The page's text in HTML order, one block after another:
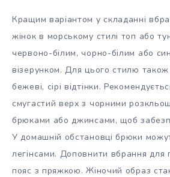
Кращим варіантом у складанні
жінок в морському стилі топ або
червоно-білим, чорно-білим або
візерунком. Для цього стилю
бежеві, сірі відтінки.
смугастий верх з чорними
брюками або джинсами, щоб
У домашній обстановці брюки
легінсами. Доповнити вбрання для
пояс з пряжкою. Жіночий образ